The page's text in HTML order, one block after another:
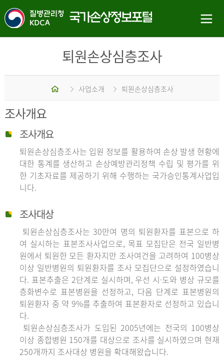
퇴원손상심층조사
홈 사업소개 퇴원손상심층조사
조사개요
조사개요
퇴원손상심층조사는 입원 정보를 활용하여 손상 발생 현황에
대한 통계를 생산하고 손상예방관리정책 수립 및 평가를 위
한 기초자료를 제공하기 위해 수행하는 국가승인통계사업입
니다.
조사대상
퇴원손상심층조사는 30만여 명의 퇴원환자를 표본으로 하
여 실시하는 표본조사사업으로, 목표 모집단은 전국 일반병
원에서 퇴원한 모든 환자지만 조사여건을 고려하여 100병상
이상 일반병원의 퇴원환자를 조사 모집단으로 설정하였습니
다. 표본추출은 2단계로 실시하며, 우선 시·도와 병상 규모를
층화변수로 표본병원을 선정하고, 다음 단계로 표본병원의
퇴원환자 중 약 9%를 추출하여 표본환자로 선정하고 있습니
다.
퇴원손상심층조사가 도입된 2005년에는 전국의 100병상
이상 종합병원 150개를 대상으로 조사를 실시하였으며 현재
250개까지 조사대상 병원을 확대해왔습니다.